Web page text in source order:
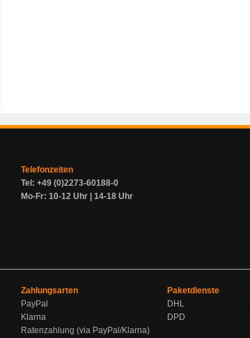
Telefonzeiten
Tel: +49 (0)2273-60188-0
Mo-Fr: 10-12 Uhr | 14-18 Uhr
Zahlungsarten
PayPal
Klarna
Ratenzahlung (via PayPal/Klarna)
Paketdienste
DHL
DPD